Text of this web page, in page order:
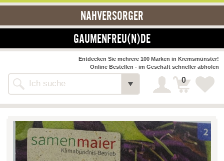
NAHVERSORGER
GAUMENFREU(N)DE
Alle Webseiten
Entdecken Sie mehrere 100 Marken in Kremsmünster!
Online Bestellen - im Geschäft schneller abholen
0
NAHVERSORGER
>> Bauernmarkt << Detail
Bäckerei-Konditorei-Café
Biohof Öllinger Detail
Fleischerei Hüthmayr Detail